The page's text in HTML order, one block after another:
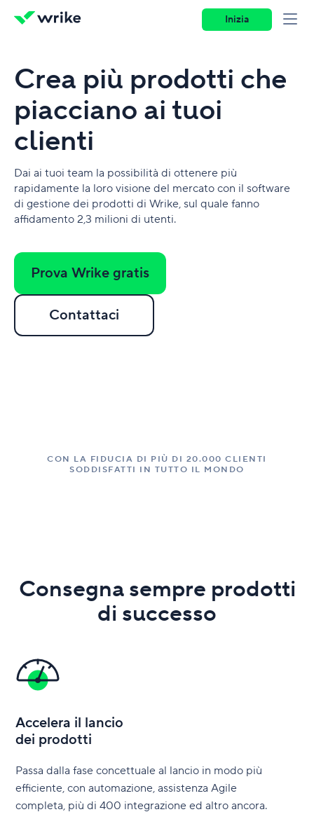
Inizia
Crea più prodotti che
piacciano ai tuoi
clienti
Dai ai tuoi team la possibilità di ottenere più
rapidamente la loro visione del mercato con il software
di gestione dei prodotti di Wrike, sul quale fanno
affidamento 2,3 milioni di utenti.
Prova Wrike gratis
Contattaci
CON LA FIDUCIA DI PIÙ DI 20.000 CLIENTI
SODDISFATTI IN TUTTO IL MONDO
Consegna sempre prodotti
di successo
Accelera il lancio
dei prodotti
Passa dalla fase concettuale al lancio in modo più
efficiente, con automazione, assistenza Agile
completa, più di 400 integrazione ed altro ancora.